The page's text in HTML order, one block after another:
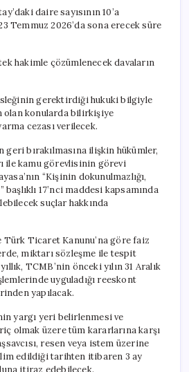
daire sayısının 10’a
Temmuz 2026’da sona erecek süre
hakimle çözümlenecek davaların
gerektirdiği hukuki bilgiyle
olan konularda bilirkişiye
cezası verilecek.
geri bırakılmasına ilişkin hükümler,
ile kamu görevlisinin görevi
“Kişinin dokunulmazlığı,
başlıklı 17’nci maddesi kapsamında
suçlar hakkında
Ticaret Kanunu’na göre faiz
miktarı sözleşme ile tespit
TCMB’nin önceki yılın 31 Aralık
uyguladığı reeskont
yapılacak.
yargı yeri belirlenmesi ve
olmak üzere tüm kararlarına karşı
resen veya istem üzerine
edildiği tarihten itibaren 3 ay